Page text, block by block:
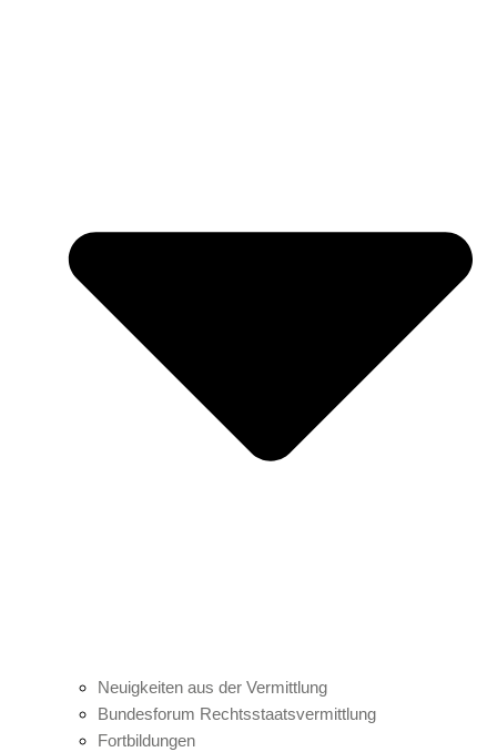
Neuigkeiten aus der Vermittlung
Bundesforum Rechtsstaatsvermittlung
Fortbildungen